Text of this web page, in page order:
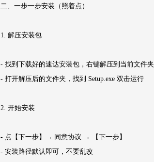
二、一步一步安装（照着点）
1. 解压安装包
- 找到下载好的速达安装包，右键解压到当前文件夹
- 打开解压后的文件夹，找到 Setup.exe 双击运行
2. 开始安装
- 点【下一步】→ 同意协议 → 【下一步】
- 安装路径默认即可，不要乱改